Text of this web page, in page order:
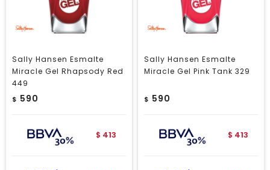
Sally Hansen Esmalte
Miracle Gel Rhapsody Red
449
$ 590
$ 413
Sally Hansen Esmalte
Miracle Gel Pink Tank 329
$ 590
$ 413